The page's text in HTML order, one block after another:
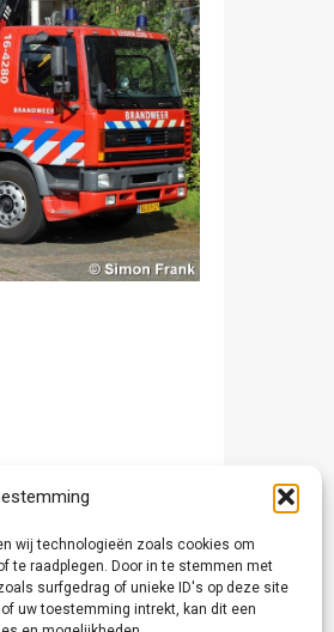
wij technologieën zoals cookies om
te raadplegen. Door in te stemmen met
surfgedrag of unieke ID's op deze site
uw toestemming intrekt, kan dit een